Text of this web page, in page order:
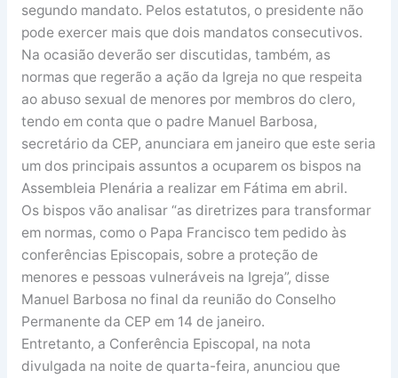
segundo mandato. Pelos estatutos, o presidente não
pode exercer mais que dois mandatos consecutivos.
Na ocasião deverão ser discutidas, também, as
normas que regerão a ação da Igreja no que respeita
ao abuso sexual de menores por membros do clero,
tendo em conta que o padre Manuel Barbosa,
secretário da CEP, anunciara em janeiro que este seria
um dos principais assuntos a ocuparem os bispos na
Assembleia Plenária a realizar em Fátima em abril.
Os bispos vão analisar “as diretrizes para transformar
em normas, como o Papa Francisco tem pedido às
conferências Episcopais, sobre a proteção de
menores e pessoas vulneráveis na Igreja”, disse
Manuel Barbosa no final da reunião do Conselho
Permanente da CEP em 14 de janeiro.
Entretanto, a Conferência Episcopal, na nota
divulgada na noite de quarta-feira, anunciou que